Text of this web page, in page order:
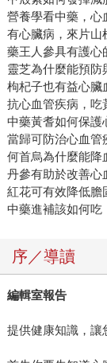
營養學看中藥，心
有心臟病，來片山
藥王人參具有護心
靈芝為什麼能預防
枸杞子也有益心臟
抗心血管疾病，吃
中藥黃耆如何保護
當歸可防治心血管
何首烏為什麼能降
丹參有助於改善心
紅花可有效降低膽
中藥進補該如何吃
序／導讀
編輯室報告
提供健康知識，讓